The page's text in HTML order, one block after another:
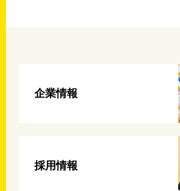
企業情報
採用情報